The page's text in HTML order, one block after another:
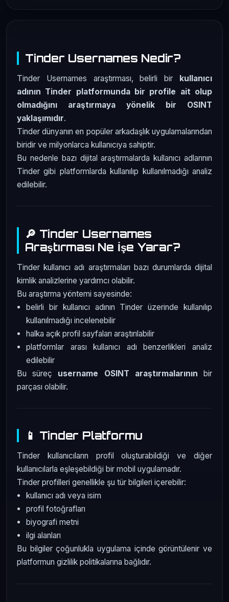
Tinder Usernames Nedir?
Tinder Usernames araştırması, belirli bir kullanıcı
adının Tinder platformunda bir profile ait olup
olmadığını araştırmaya yönelik bir OSINT
yaklaşımıdır.
Tinder dünyanın en popüler arkadaşlık uygulamalarından
biridir ve milyonlarca kullanıcıya sahiptir.
Bu nedenle bazı dijital araştırmalarda kullanıcı adlarının
Tinder gibi platformlarda kullanılıp kullanılmadığı analiz
edilebilir.
🔎 Tinder Usernames
Araştırması Ne İşe Yarar?
Tinder kullanıcı adı araştırmaları bazı durumlarda dijital
kimlik analizlerine yardımcı olabilir.
Bu araştırma yöntemi sayesinde:
belirli bir kullanıcı adının Tinder üzerinde kullanılıp
kullanılmadığı incelenebilir
halka açık profil sayfaları araştırılabilir
platformlar arası kullanıcı adı benzerlikleri analiz
edilebilir
Bu süreç username OSINT araştırmalarının bir
parçası olabilir.
📱 Tinder Platformu
Tinder kullanıcıların profil oluşturabildiği ve diğer
kullanıcılarla eşleşebildiği bir mobil uygulamadır.
Tinder profilleri genellikle şu tür bilgileri içerebilir:
kullanıcı adı veya isim
profil fotoğrafları
biyografi metni
ilgi alanları
Bu bilgiler çoğunlukla uygulama içinde görüntülenir ve
platformun gizlilik politikalarına bağlıdır.